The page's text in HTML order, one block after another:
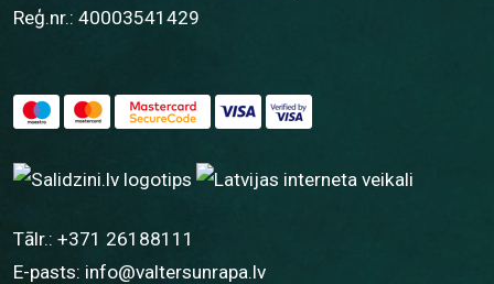
Reģ.nr.: 40003541429
Tālr.: +371 26188111
E-pasts: info@valtersunrapa.lv